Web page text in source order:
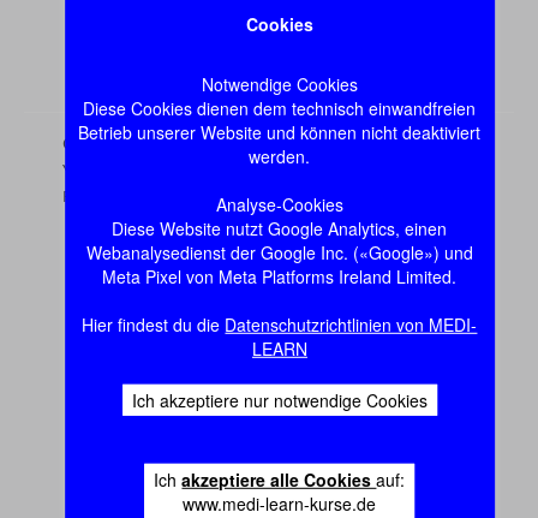
Cookies
Notwendige Cookies
Diese Cookies dienen dem technisch einwandfreien
Betrieb unserer Website und können nicht deaktiviert
werden.
Analyse-Cookies
Diese Website nutzt Google Analytics, einen
Webanalysedienst der Google Inc. («Google») und
Meta Pixel von Meta Platforms Ireland Limited.
Hier findest du die Datenschutzrichtlinien von MEDI-
LEARN
Ich akzeptiere nur notwendige Cookies
Ichakzeptiere alle Cookiesauf:
www.medi-learn-kurse.de